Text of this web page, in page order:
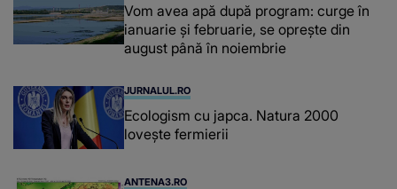
Vom avea apă după program: curge în
ianuarie și februarie, se oprește din
august până în noiembrie
JURNALUL.RO
Ecologism cu japca. Natura 2000
lovește fermierii
ANTENA3.RO